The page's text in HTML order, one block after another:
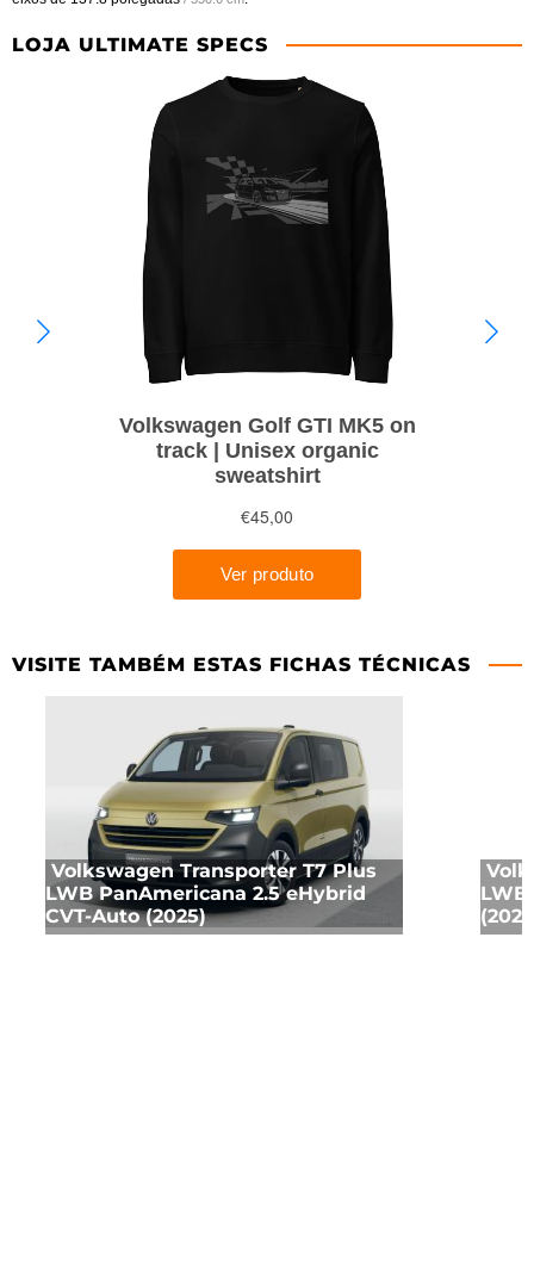
LOJA ULTIMATE SPECS
VISITE TAMBÉM ESTAS FICHAS TÉCNICAS
Volkswagen Transporter T7 Plus
LWB PanAmericana 2.5 eHybrid
CVT-Auto (2025)
LWB